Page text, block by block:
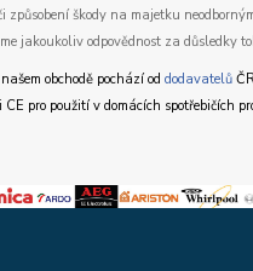
způsobení škody na majetku
jakoukoliv odpovědnost za důsledky
obchodě pochází oddodavatelů
pro použití v domácích spotřebičích